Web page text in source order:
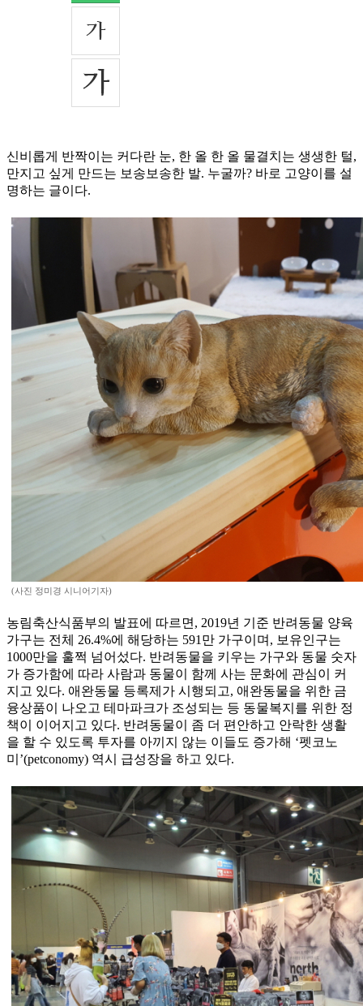
신비롭게 반짝이는 커다란 눈, 한 올 한 올 물결치는 생생한 털,
만지고 싶게 만드는 보송보송한 발. 누굴까? 바로 고양이를 설
명하는 글이다.
(사진 정미경 시니어기자)
농림축산식품부의 발표에 따르면, 2019년 기준 반려동물 양육
가구는 전체 26.4%에 해당하는 591만 가구이며, 보유인구는
1000만을 훌쩍 넘어섰다. 반려동물을 키우는 가구와 동물 숫자
가 증가함에 따라 사람과 동물이 함께 사는 문화에 관심이 커
지고 있다. 애완동물 등록제가 시행되고, 애완동물을 위한 금
융상품이 나오고 테마파크가 조성되는 등 동물복지를 위한 정
책이 이어지고 있다. 반려동물이 좀 더 편안하고 안락한 생활
을 할 수 있도록 투자를 아끼지 않는 이들도 증가해 ‘펫코노
미’(petconomy) 역시 급성장을 하고 있다.